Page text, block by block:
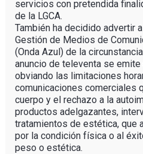
servicios con pretendida
de la LGCA.
También ha decidido advertir
Gestión de Medios de
(Onda Azul) de la
anuncio de televenta se emite
obviando las limitaciones
comunicaciones comerciales
cuerpo y el rechazo a la
productos adelgazantes,
tratamientos de estética, que
por la condición física o al
peso o estética.